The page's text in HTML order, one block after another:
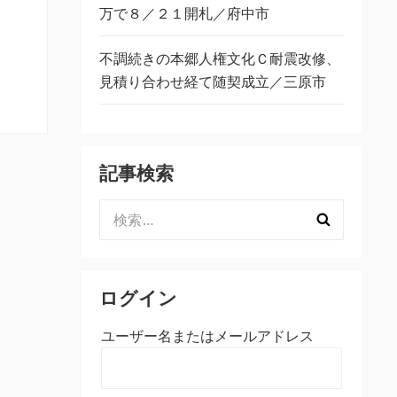
万で８／２１開札／府中市
不調続きの本郷人権文化Ｃ耐震改修、
見積り合わせ経て随契成立／三原市
記事検索
索:
ログイン
ユーザー名またはメールアドレス